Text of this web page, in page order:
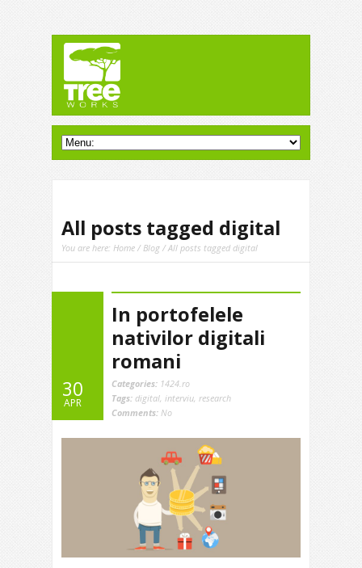
All posts tagged digital
You are here: Home /Blog / All posts tagged digital
30
APR
In portofelele
nativilor digitali
romani
Categories: 1424.ro
Tags: digital, interviu, research
Comments: No